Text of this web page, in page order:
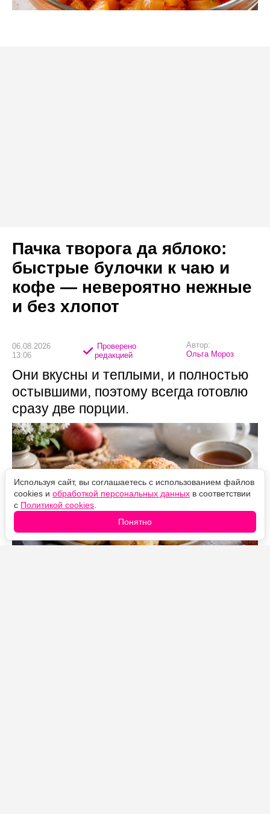
Пачка творога да яблоко:
быстрые булочки к чаю и
кофе — невероятно нежные
и без хлопот
06.08.2026
13:06
Проверено
редакцией
Автор:
Ольга Мороз
Они вкусны и теплыми, и полностью
остывшими, поэтому всегда готовлю
сразу две порции.
Используя сайт, вы соглашаетесь с использованием файлов
cookies и обработкой персональных данных в соответствии
с Политикой cookies
Понятно